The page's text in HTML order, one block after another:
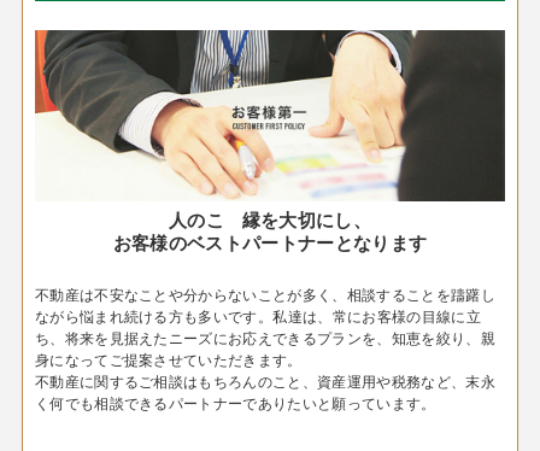
人のこ゚縁を大切にし、
お客様のベストパートナーとなります
不動産は不安なことや分からないことが多く、相談することを躊躇し
ながら悩まれ続ける方も多いです。 私達は、常にお客様の目線に立
ち、将来を見据えたニーズにお応えできるプランを、知恵を絞り、親
身になってご提案させていただきます。
不動産に関するご相談はもちろんのこと、資産運用や税務など、末永
く何でも相談できるパートナーでありたいと願っています。